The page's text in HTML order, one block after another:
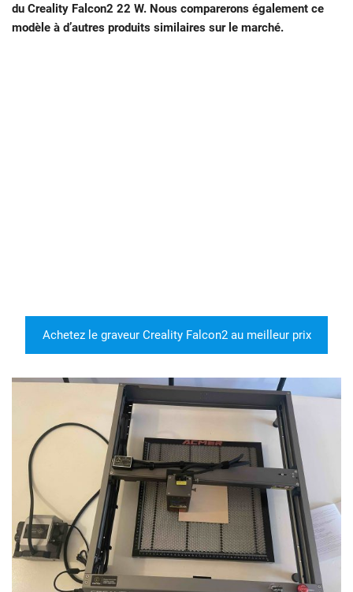
du Creality Falcon2 22 W. Nous comparerons également ce
modèle à d’autres produits similaires sur le marché.
Achetez le graveur Creality Falcon2 au meilleur prix